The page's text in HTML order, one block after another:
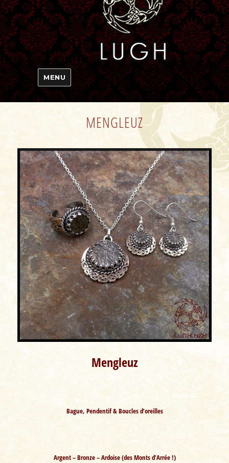
MENU
MENGLEUZ
Mengleuz
Bague, Pendentif & Boucles d’oreilles
Argent – Bronze – Ardoise (des Monts d’Arrée !)